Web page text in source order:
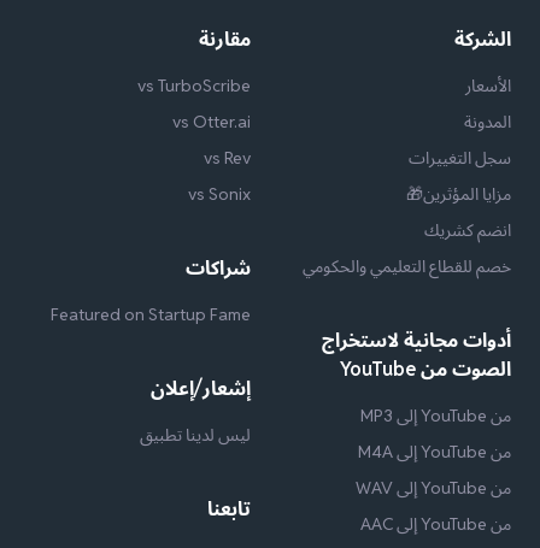
الشركة
الأسعار
المدونة
سجل التغييرات
مزايا المؤثرين🎁
انضم كشريك
خصم للقطاع التعليمي والحكومي
أدوات مجانية لاستخراج
الصوت من YouTube
من YouTube إلى MP3
من YouTube إلى M4A
من YouTube إلى WAV
من YouTube إلى AAC
مقارنة
vs TurboScribe
vs Otter.ai
vs Rev
vs Sonix
شراكات
Featured on Startup Fame
إشعار/إعلان
ليس لدينا تطبيق
تابعنا